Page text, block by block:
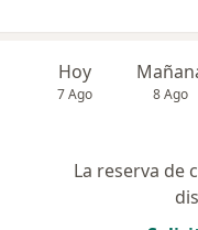
Hoy
7 Ago 8 Ago
La reserva de